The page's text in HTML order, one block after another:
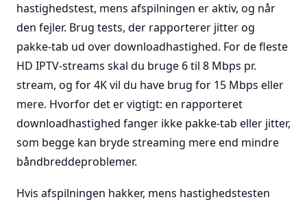
hastighedstest, mens afspilningen er aktiv, og når
den fejler. Brug tests, der rapporterer jitter og
pakke-tab ud over downloadhastighed. For de fleste
HD IPTV-streams skal du bruge 6 til 8 Mbps pr.
stream, og for 4K vil du have brug for 15 Mbps eller
mere. Hvorfor det er vigtigt: en rapporteret
downloadhastighed fanger ikke pakke-tab eller jitter,
som begge kan bryde streaming mere end mindre
båndbreddeproblemer.
Hvis afspilningen hakker, mens hastighedstesten